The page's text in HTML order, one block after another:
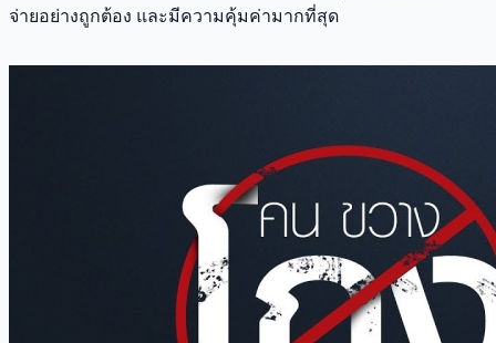
จ่ายอย่างถูกต้อง และมีความคุ้มค่ามากที่สุด